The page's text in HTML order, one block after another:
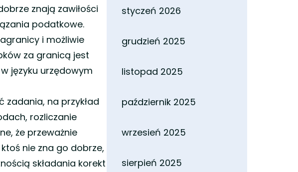
znają zawiłości
podatkowe.
i możliwie
za granicą jest
języku urzędowym
zadania, na przykład
rozliczanie
że przeważnie
nie zna go dobrze,
składania korekt
styczeń 2026
grudzień 2025
listopad 2025
październik 2025
wrzesień 2025
sierpień 2025